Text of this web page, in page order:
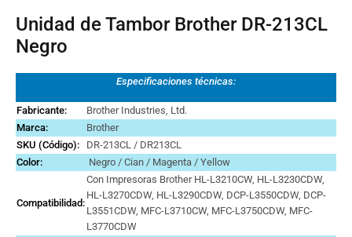
Unidad de Tambor Brother DR-213CL
Negro
Especificaciones técnicas:
Fabricante:
Brother Industries, Ltd.
Marca:
Brother
SKU (Código):
DR-213CL / DR213CL
Color:
Negro / Cian / Magenta / Yellow
Compatibilidad:
Con Impresoras Brother HL-L3210CW, HL-L3230CDW,
HL-L3270CDW, HL-L3290CDW, DCP-L3550CDW, DCP-
L3551CDW, MFC-L3710CW, MFC-L3750CDW, MFC-
L3770CDW